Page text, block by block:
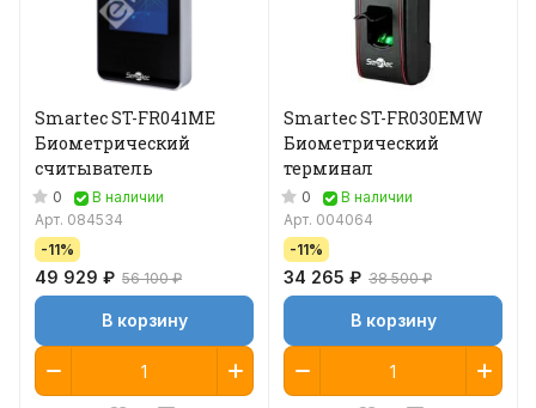
Smartec ST-FR041ME
Биометрический
считыватель
0
В наличии
Арт. 084534
-11%
49 929 ₽ 56 100 ₽
В корзину
Smartec ST-FR030EMW
Биометрический
терминал
0
В наличии
Арт. 004064
-11%
34 265 ₽ 38 500 ₽
В корзину